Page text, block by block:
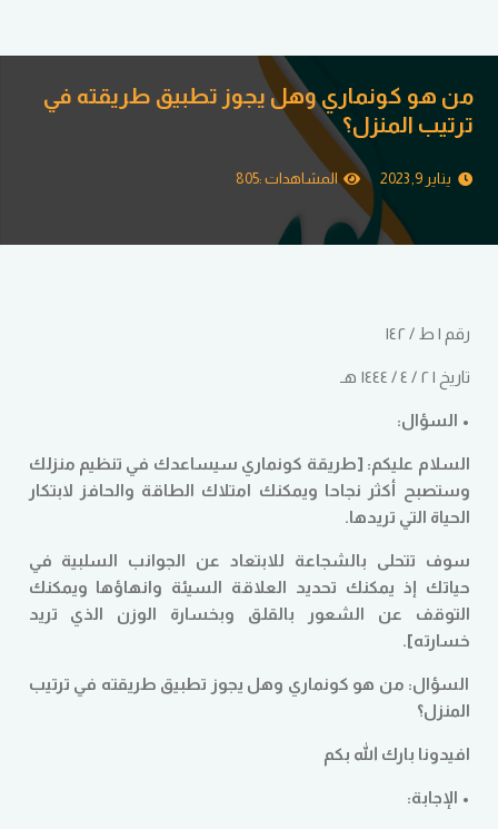
من هو كونماري وهل يجوز تطبيق طريقته في
ترتيب المنزل؟
يناير 9, 2023 المشاهدات :805
رقم | ط / ١٤٢
تاريخ | ٢ / ٤ / ١٤٤٤ هـ
• السؤال:
السلام عليكم: [طريقة كونماري سيساعدك في تنظيم منزلك
وستصبح أكثر نجاحا ويمكنك امتلاك الطاقة والحافز لابتكار
الحياة التي تريدها.
سوف تتحلى بالشجاعة للابتعاد عن الجوانب السلبية في
حياتك إذ يمكنك تحديد العلاقة السيئة وانهاؤها ويمكنك
التوقف عن الشعور بالقلق وبخسارة الوزن الذي تريد
خسارته].
السؤال: من هو كونماري وهل يجوز تطبيق طريقته في ترتيب
المنزل؟
افيدونا بارك الله بكم
• الإجابة: